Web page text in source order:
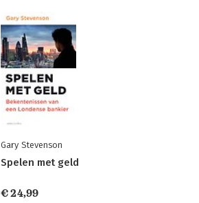
Gary Stevenson
Spelen met geld
€ 24,99